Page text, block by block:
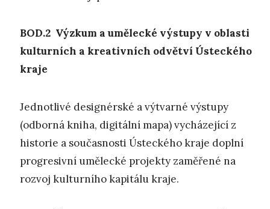
BOD.2 Výzkum a umělecké výstupy v oblasti
kulturních a kreativních odvětví Ústeckého
kraje
Jednotlivé designérské a výtvarné výstupy
(odborná kniha, digitální mapa) vycházející z
historie a současnosti Ústeckého kraje doplní
progresivní umělecké projekty zaměřené na
rozvoj kulturního kapitálu kraje.